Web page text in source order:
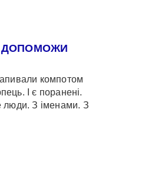
ДОПОМОЖИ
компотом
І є поранені.
люди. З іменами. З